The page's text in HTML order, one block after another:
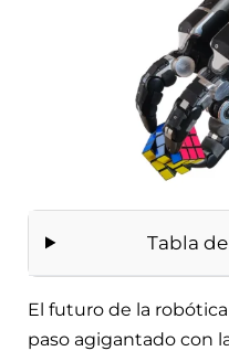
Tabla
El futuro de la
paso agigantado con